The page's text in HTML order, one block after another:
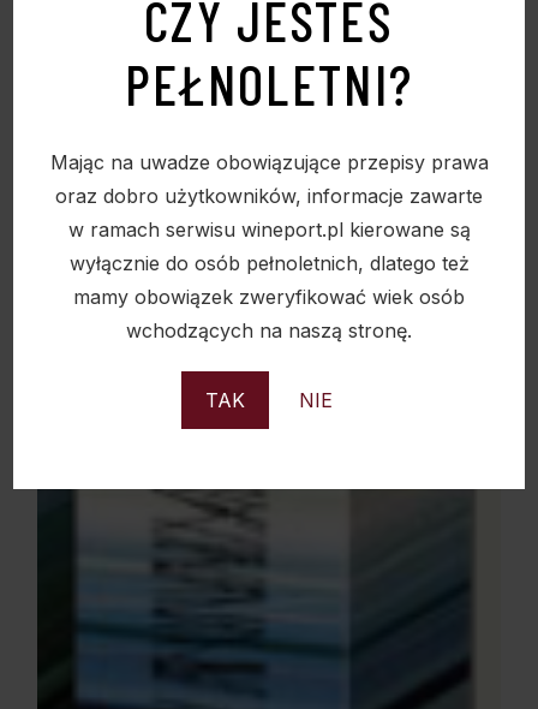
CZY JESTEŚ
PEŁNOLETNI?
Mając na uwadze obowiązujące przepisy prawa
oraz dobro użytkowników, informacje zawarte
w ramach serwisu wineport.pl kierowane są
wyłącznie do osób pełnoletnich, dlatego też
mamy obowiązek zweryfikować wiek osób
wchodzących na naszą stronę.
TAK NIE